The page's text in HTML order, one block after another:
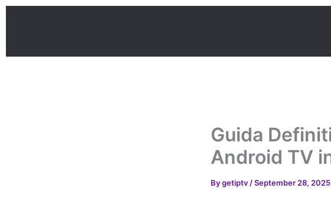
Skip
Guida
Android TV
Bygetiptv /September 28, 2025